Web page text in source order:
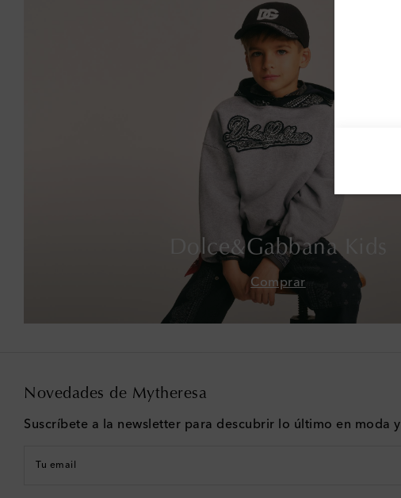
Dolce&Gabbana Kids
Comprar
Novedades de Mytheresa
Suscríbete a la newsletter para descubrir lo último en moda
Tu email